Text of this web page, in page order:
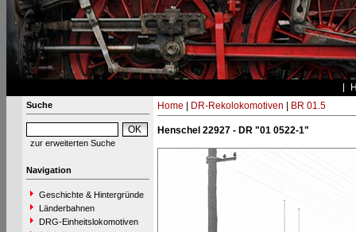
Suche
zur erweiterten Suche
Navigation
Geschichte & Hintergründe
Länderbahnen
DRG-Einheitslokomotiven
Home DR-Rekolokomotiven BR 01.5
Henschel 22927 - DR "01 0522-1"